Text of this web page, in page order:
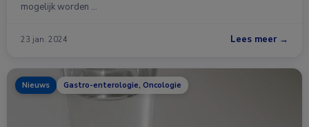
mogelijk worden …
23 jan. 2024 Lees meer →
Nieuws Gastro-enterologie, Oncologie